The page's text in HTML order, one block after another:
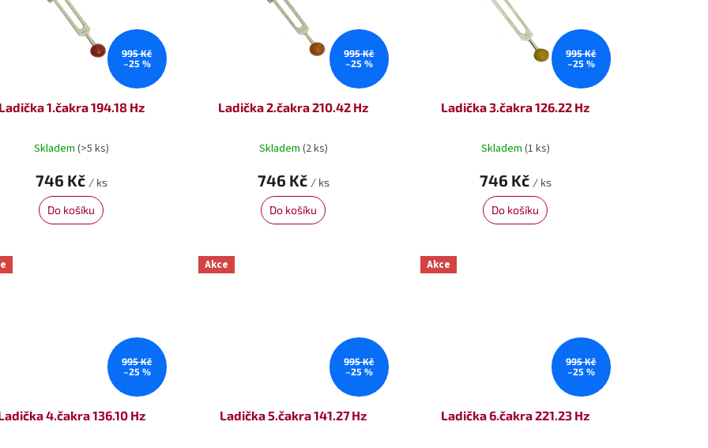
995 Kč
–25 %
1.čakra 194.18 Hz
Skladem (>5 ks)
746 Kč / ks
Do košíku
995 Kč
–25 %
Ladička 2.čakra 210.42 Hz
Skladem (2 ks)
746 Kč / ks
Do košíku
995 Kč
–25 %
Ladička 3.čakra 126.22 Hz
Skladem (1 ks)
746 Kč / ks
Do košíku
995 Kč
–25 %
4.čakra 136.10 Hz
Akce
995 Kč
–25 %
Ladička 5.čakra 141.27 Hz
Akce
995 Kč
–25 %
Ladička 6.čakra 221.23 Hz